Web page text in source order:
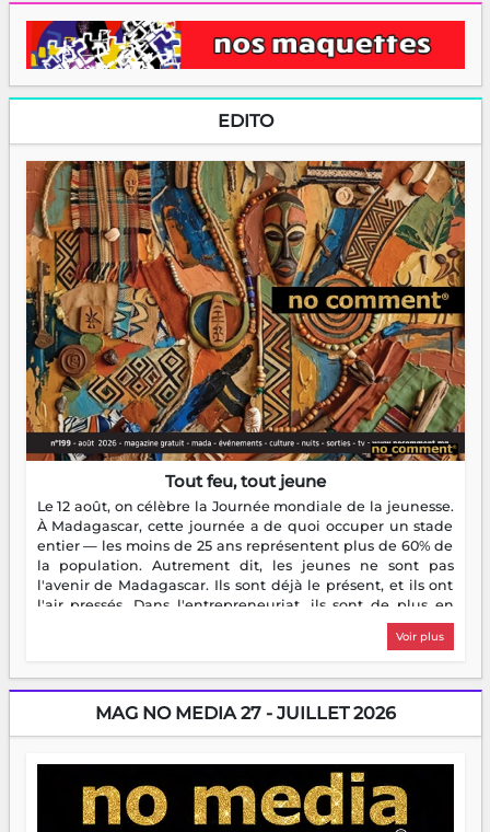
EDITO
Tout feu, tout jeune
Le 12 août, on célèbre la Journée mondiale de la jeunesse.
À Madagascar, cette journée a de quoi occuper un stade
entier — les moins de 25 ans représentent plus de 60% de
la population. Autrement dit, les jeunes ne sont pas
l'avenir de Madagascar. Ils sont déjà le présent, et ils ont
l'air pressés. Dans l'entrepreneuriat, ils sont de plus en
plus nombreux à se lancer, à créer, à risquer — souvent
sans filet, souvent sans aide, mais toujours avec cette
dorment vraiment la nuit. En culture, les nouvelles sont
encore meilleures. Aina Rasamoelina vient de décrocher le
Prix RFI Instrumental Afrique. Miangaly Elia rafle le Prix
jeunes qui tiennent la torche. Alors oui, on pourrait
s'arrêter là, applaudir et rentrer chez soi satisfait. Mais ce
serait passer à côté d'une chose essentielle. La fougue, ça
brûle fort — et parfois, ça brûle vite. Une flamme sans
Voir plus
MAG NO MEDIA 27 - JUILLET 2026